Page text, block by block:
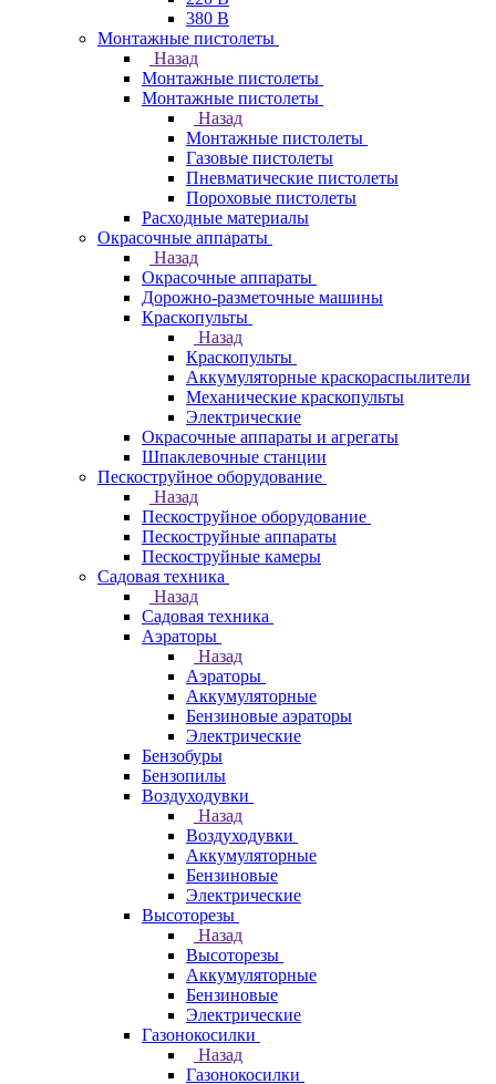
380 В
Монтажные пистолеты
Назад
Монтажные пистолеты
Монтажные пистолеты
Назад
Монтажные пистолеты
Газовые пистолеты
Пневматические пистолеты
Пороховые пистолеты
Расходные материалы
Окрасочные аппараты
Назад
Окрасочные аппараты
Дорожно-разметочные машины
Краскопульты
Назад
Краскопульты
Аккумуляторные краскораспылители
Механические краскопульты
Электрические
Окрасочные аппараты и агрегаты
Шпаклевочные станции
Пескоструйное оборудование
Назад
Пескоструйное оборудование
Пескоструйные аппараты
Пескоструйные камеры
Садовая техника
Назад
Садовая техника
Аэраторы
Назад
Аэраторы
Аккумуляторные
Бензиновые аэраторы
Электрические
Бензобуры
Бензопилы
Воздуходувки
Назад
Воздуходувки
Аккумуляторные
Бензиновые
Электрические
Высоторезы
Назад
Высоторезы
Аккумуляторные
Бензиновые
Электрические
Газонокосилки
Назад
Газонокосилки